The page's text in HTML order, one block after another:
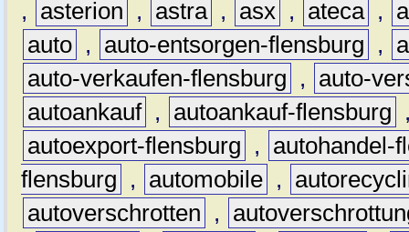
,
asterion , astra , asx , ateca ,
auto , auto-entsorgen-flensburg ,
auto-verkaufen-flensburg
,
auto-
autoankauf , autoankauf-flensburg
autoexport-flensburg
,
autohandel-
flensburg
, automobile ,
autoverschrotten
,